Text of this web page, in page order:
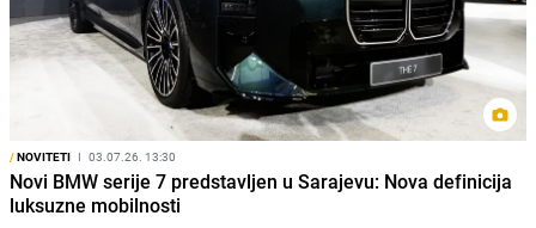
/NOVITETI I 03.07.26. 13:30
Novi BMW serije 7 predstavljen u Sarajevu: Nova definicija
luksuzne mobilnosti